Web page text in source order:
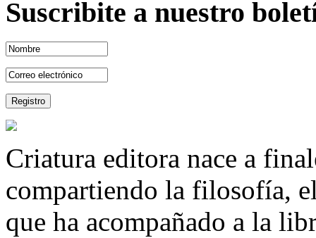
Suscribite a nuestro
Criatura editora nace a
compartiendo la filosofía,
que ha acompañado a la